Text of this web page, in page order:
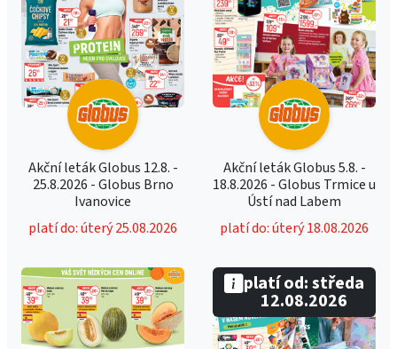
Akční leták Globus 12.8. -
25.8.2026 - Globus Brno
Ivanovice
platí do: úterý 25.08.2026
Akční leták Globus 5.8. -
18.8.2026 - Globus Trmice u
Ústí nad Labem
platí do: úterý 18.08.2026
platí od: středa
12.08.2026